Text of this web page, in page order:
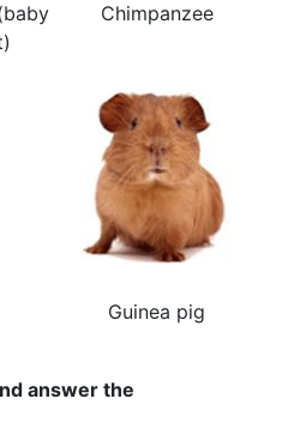
Chimpanzee
Guinea pig
answer the